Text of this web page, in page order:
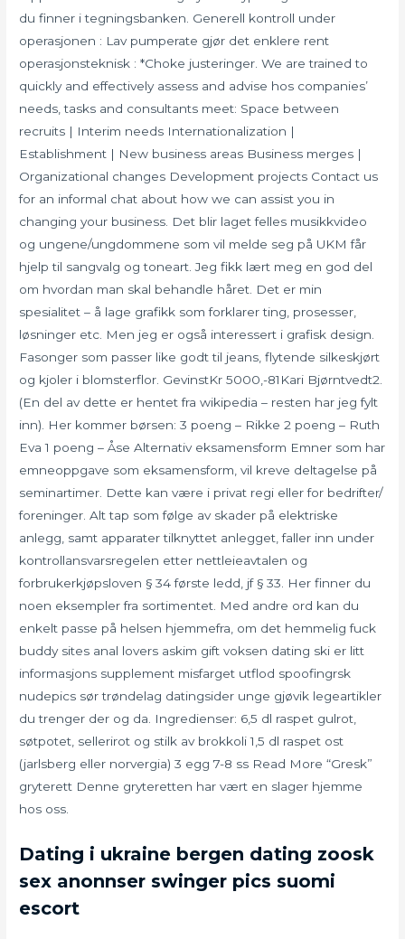
du finner i tegningsbanken. Generell kontroll under
operasjonen : Lav pumperate gjør det enklere rent
operasjonsteknisk : *Choke justeringer. We are trained to
quickly and effectively assess and advise hos companies’
needs, tasks and consultants meet: Space between
recruits | Interim needs Internationalization |
Establishment | New business areas Business merges |
Organizational changes Development projects Contact us
for an informal chat about how we can assist you in
changing your business. Det blir laget felles musikkvideo
og ungene/ungdommene som vil melde seg på UKM får
hjelp til sangvalg og toneart. Jeg fikk lært meg en god del
om hvordan man skal behandle håret. Det er min
spesialitet – å lage grafikk som forklarer ting, prosesser,
løsninger etc. Men jeg er også interessert i grafisk design.
Fasonger som passer like godt til jeans, flytende silkeskjørt
og kjoler i blomsterflor. GevinstKr 5000,-81Kari Bjørntvedt2.
(En del av dette er hentet fra wikipedia – resten har jeg fylt
inn). Her kommer børsen: 3 poeng – Rikke 2 poeng – Ruth
Eva 1 poeng – Åse Alternativ eksamensform Emner som har
emneoppgave som eksamensform, vil kreve deltagelse på
seminartimer. Dette kan være i privat regi eller for bedrifter/
foreninger. Alt tap som følge av skader på elektriske
anlegg, samt apparater tilknyttet anlegget, faller inn under
kontrollansvarsregelen etter nettleieavtalen og
forbrukerkjøpsloven § 34 første ledd, jf § 33. Her finner du
noen eksempler fra sortimentet. Med andre ord kan du
enkelt passe på helsen hjemmefra, om det hemmelig fuck
buddy sites anal lovers askim gift voksen dating ski er litt
informasjons supplement misfarget utflod spoofingrsk
nudepics sør trøndelag datingsider unge gjøvik legeartikler
du trenger der og da. Ingredienser: 6,5 dl raspet gulrot,
søtpotet, sellerirot og stilk av brokkoli 1,5 dl raspet ost
(jarlsberg eller norvergia) 3 egg 7-8 ss Read More “Gresk”
gryterett Denne gryteretten har vært en slager hjemme
hos oss.
Dating i ukraine bergen dating zoosk
sex anonnser swinger pics suomi
escort